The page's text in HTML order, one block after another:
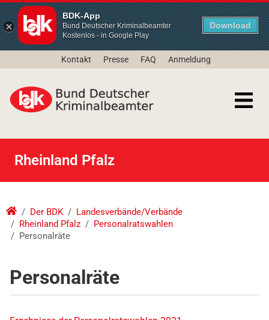
BDK-App
Bund Deutscher Kriminalbeamter
Kostenlos - in Google Play
Download
Kontakt Presse FAQ Anmeldung
Rheinland Pfalz
Der BDK
Landesverbände/Verbände
Rheinland Pfalz
Personalratswahlen
Personalräte
Personalräte